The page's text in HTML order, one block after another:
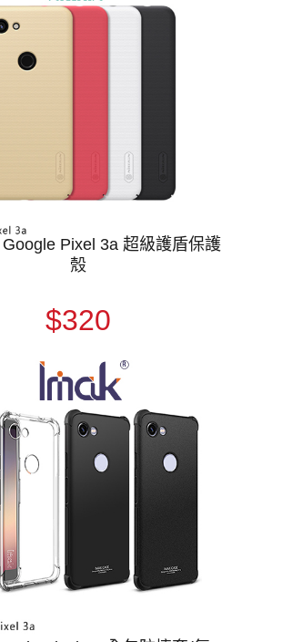
Pixel 3a 超級護盾保護
殼
$320